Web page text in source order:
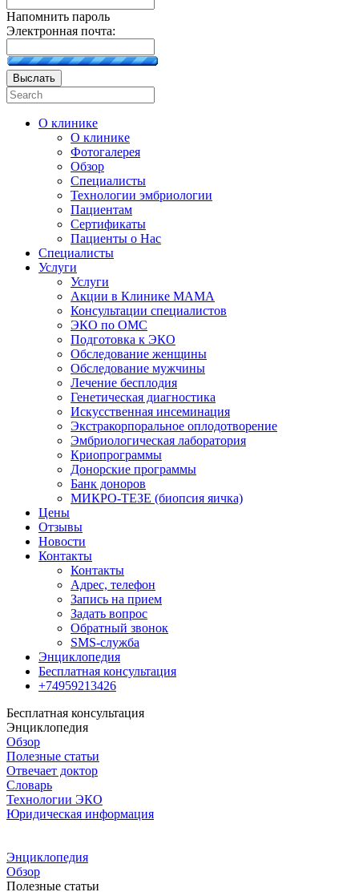
Напомнить пароль
Электронная почта:
Выслать
О клинике
О клинике
Фотогалерея
Обзор
Специалисты
Технологии эмбриологии
Пациентам
Сертификаты
Пациенты о Нас
Специалисты
Услуги
Услуги
Акции в Клинике МАМА
Консультации специалистов
ЭКО по ОМС
Подготовка к ЭКО
Обследование женщины
Обследование мужчины
Лечение бесплодия
Генетическая диагностика
Искусственная инсеминация
Экстракорпоральное оплодотворение
Эмбриологическая лаборатория
Криопрограммы
Донорские программы
Банк доноров
МИКРО-ТЕЗЕ (биопсия яичка)
Цены
Отзывы
Новости
Контакты
Контакты
Адрес, телефон
Запись на прием
Задать вопрос
Обратный звонок
SMS-служба
Энциклопедия
Бесплатная консультация
+74959213426
Бесплатная консультация
Энциклопедия
Обзор
Полезные статьи
Отвечает доктор
Словарь
Технологии ЭКО
Юридическая информация
Энциклопедия
Обзор
Полезные статьи